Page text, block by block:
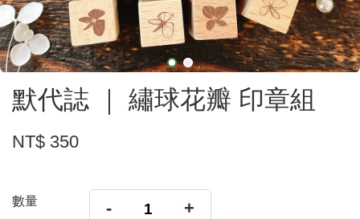
默代誌 ｜ 繡球花瓣 印章組
NT$ 350
數量 - +